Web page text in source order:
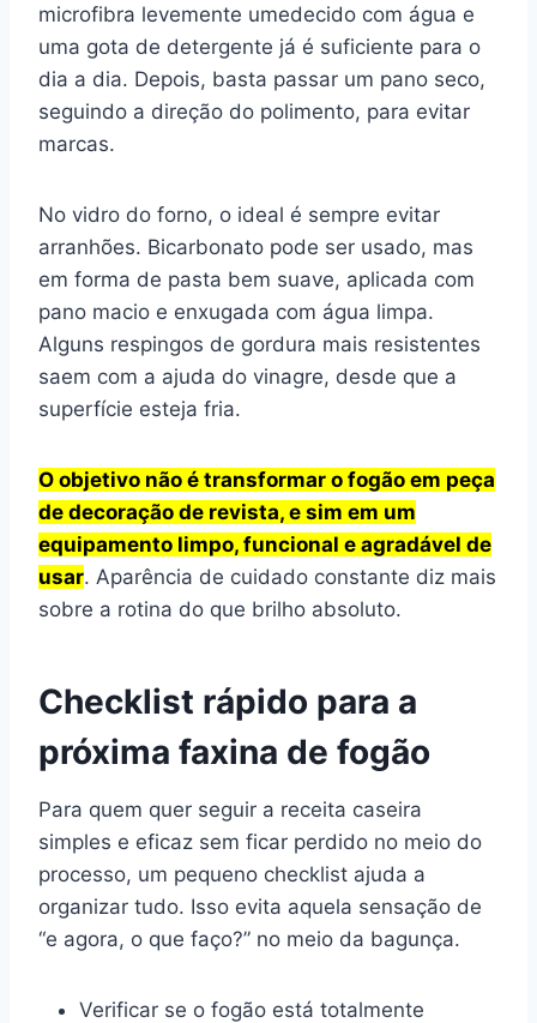
microfibra levemente umedecido com água e
uma gota de detergente já é suficiente para o
dia a dia. Depois, basta passar um pano seco,
seguindo a direção do polimento, para evitar
marcas.
No vidro do forno, o ideal é sempre evitar
arranhões. Bicarbonato pode ser usado, mas
em forma de pasta bem suave, aplicada com
pano macio e enxugada com água limpa.
Alguns respingos de gordura mais resistentes
saem com a ajuda do vinagre, desde que a
superfície esteja fria.
O objetivo não é transformar o fogão em peça
de decoração de revista, e sim em um
equipamento limpo, funcional e agradável de
usar. Aparência de cuidado constante diz mais
sobre a rotina do que brilho absoluto.
Checklist rápido para a
próxima faxina de fogão
Para quem quer seguir a receita caseira
simples e eficaz sem ficar perdido no meio do
processo, um pequeno checklist ajuda a
organizar tudo. Isso evita aquela sensação de
“e agora, o que faço?” no meio da bagunça.
Verificar se o fogão está totalmente